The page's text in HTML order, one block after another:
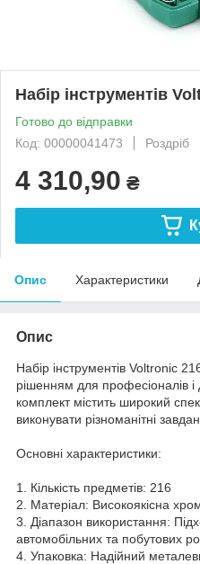
Набір інструментів
Готово до відправки
Код: 00000041473
Роздріб
4 310,90 ₴
Опис Характеристики
Опис
Набір інструментів Voltronic
рішенням для професіоналів
комплект містить широкий
виконувати різноманітні
Основні характеристики:
1. Кількість предметів: 216
2. Матеріал: Високоякісна
3. Діапазон використання:
автомобільних та побутових
4. Упаковка: Надійний